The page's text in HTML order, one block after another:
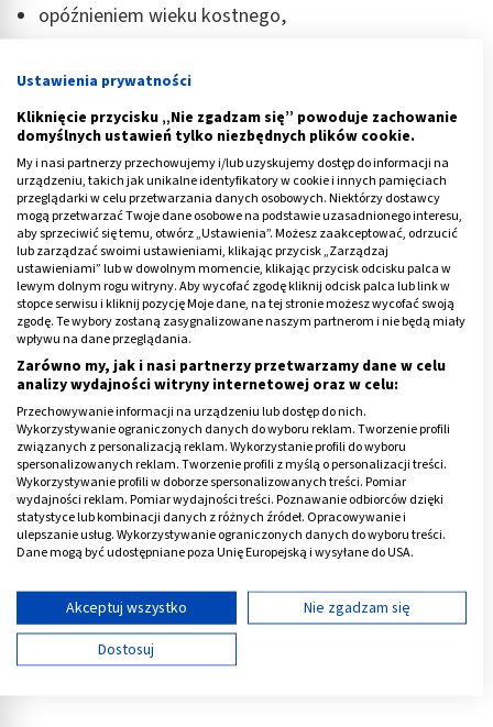
opóźnieniem wieku kostnego,
suchością skóry (występującą przede wszystkim na
łokciach i kolanach),
słabą kondycją włosów (które są suche, łamliwe,
wypadające),
zaparciami,
uczuciem zmęczenia,
sennością,
nieregularną miesiączką.
Choroba ta wiąże się również z kłopotami z
koncentracją i nauką, wzrostem wagi (nawet pomimo
ograniczenia jedzenia) prowadzącym do otyłości, a
także niewłaściwymi wynikami innych
badań (wskazującymi m.in. na niedokrwistość, czy zbyt
wysoki poziom cholesterolu całkowitego, LDL i
triglicerydów).
Natomiast nadpobudliwość lub nagła utrata wagi
świadczyłyby o nadczynności tarczycy.
Reklama
Ustawienia prywatności
Kliknięcie przycisku „Nie zgadzam się” powoduje zachowanie
domyślnych ustawień tylko niezbędnych plików cookie.
My i nasi partnerzy przechowujemy i/lub uzyskujemy dostęp do informacji na
urządzeniu, takich jak unikalne identyfikatory w cookie i innych pamięciach
przeglądarki w celu przetwarzania danych osobowych. Niektórzy dostawcy
mogą przetwarzać Twoje dane osobowe na podstawie uzasadnionego interesu,
aby sprzeciwić się temu, otwórz „Ustawienia”. Możesz zaakceptować, odrzucić
lub zarządzać swoimi ustawieniami, klikając przycisk „Zarządzaj
ustawieniami” lub w dowolnym momencie, klikając przycisk odcisku palca w
lewym dolnym rogu witryny. Aby wycofać zgodę kliknij odcisk palca lub link w
stopce serwisu i kliknij pozycję Moje dane, na tej stronie możesz wycofać swoją
zgodę. Te wybory zostaną zasygnalizowane naszym partnerom i nie będą miały
wpływu na dane przeglądania.
Zarówno my, jak i nasi partnerzy przetwarzamy dane w celu
analizy wydajności witryny internetowej oraz w celu:
Przechowywanie informacji na urządzeniu lub dostęp do nich.
Wykorzystywanie ograniczonych danych do wyboru reklam. Tworzenie profili
związanych z personalizacją reklam. Wykorzystanie profili do wyboru
spersonalizowanych reklam. Tworzenie profili z myślą o personalizacji treści.
Wykorzystywanie profili w doborze spersonalizowanych treści. Pomiar
wydajności reklam. Pomiar wydajności treści. Poznawanie odbiorców dzięki
statystyce lub kombinacji danych z różnych źródeł. Opracowywanie i
ulepszanie usług. Wykorzystywanie ograniczonych danych do wyboru treści.
Dane mogą być udostępniane poza Unię Europejską i wysyłane do USA.
Wyświetl listę partnerów (11 dostawców IAB)
Używamy Twoich danych w następujących celach:
Cele przetwarzania IAB:
Akceptuj wszystko
Nie zgadzam się
Dostosuj